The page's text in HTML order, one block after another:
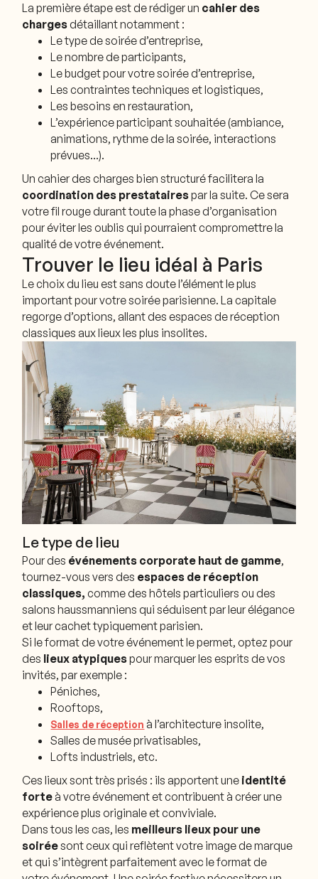
La première étape est de rédiger un cahier des
chargesdétaillant notamment :
Le type de soirée d’entreprise,
Le nombre de participants,
Le budget pour votre soirée d’entreprise,
Les contraintes techniques et logistiques,
Les besoins en restauration,
L’expérience participant souhaitée (ambiance,
animations, rythme de la soirée, interactions
prévues…).
Un cahier des charges bien structuré facilitera la
coordination des prestatairespar la suite. Ce sera
votre fil rouge durant toute la phase d’organisation
pour éviter les oublis qui pourraient compromettre la
qualité de votre événement.
Trouver le lieu idéal à Paris
Le choix du lieu est sans doute l’élément le plus
important pour votre soirée parisienne. La capitale
regorge d’options, allant des espaces de réception
classiques aux lieux les plus insolites.
Le type de lieu
Pour des événements corporate haut de gamme,
tournez-vous vers des espaces de réception
classiques, comme des hôtels particuliers ou des
salons haussmanniens qui séduisent par leur élégance
et leur cachet typiquement parisien.
Si le format de votre événement le permet, optez pour
des lieux atypiquespour marquer les esprits de vos
invités, par exemple :
Péniches,
Rooftops,
Salles de réception à l’architecture insolite,
Salles de musée privatisables,
Lofts industriels, etc.
Ces lieux sont très prisés : ils apportent une identité
forte à votre événement et contribuent à créer une
expérience plus originale et conviviale.
Dans tous les cas, les meilleurs lieux pour une
soiréesont ceux qui reflètent votre image de marque
et qui s’intègrent parfaitement avec le format de